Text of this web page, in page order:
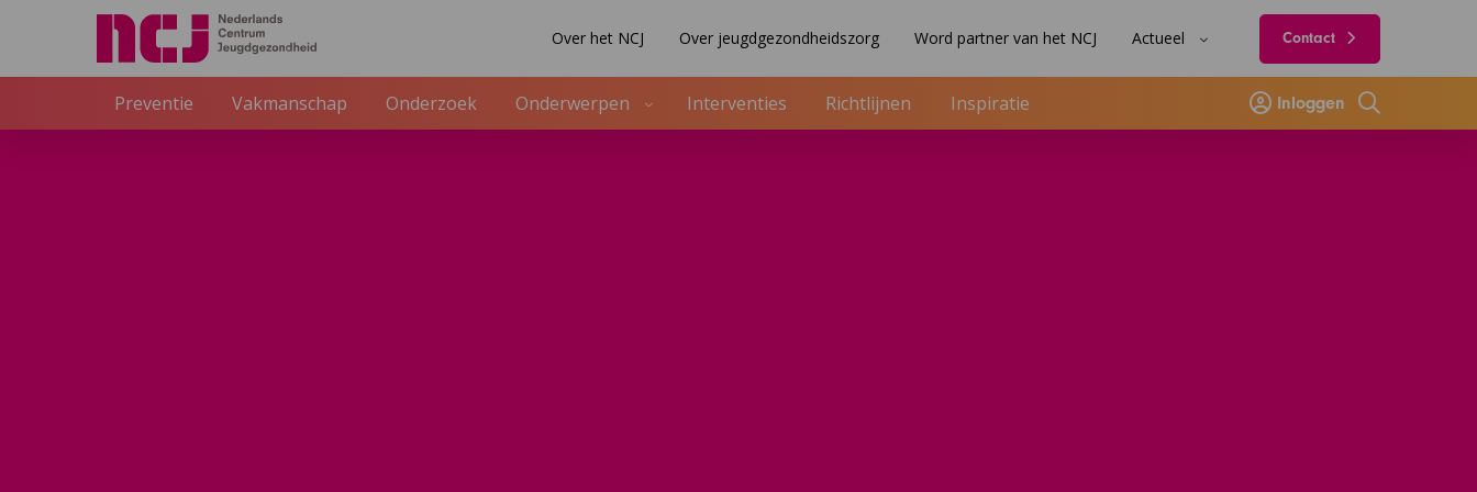
Over het NCJ Over jeugdgezondheidszorg Word partner van het NCJ Actueel Contact
Preventie Vakmanschap Onderzoek Onderwerpen Interventies Richtlijnen Inspiratie Inloggen
Zoeken